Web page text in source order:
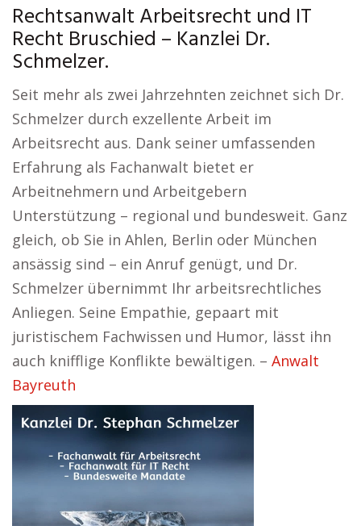
Rechtsanwalt Arbeitsrecht und IT
Recht Bruschied – Kanzlei Dr.
Schmelzer.
Seit mehr als zwei Jahrzehnten zeichnet sich Dr.
Schmelzer durch exzellente Arbeit im
Arbeitsrecht aus. Dank seiner umfassenden
Erfahrung als Fachanwalt bietet er
Arbeitnehmern und Arbeitgebern
Unterstützung – regional und bundesweit. Ganz
gleich, ob Sie in Ahlen, Berlin oder München
ansässig sind – ein Anruf genügt, und Dr.
Schmelzer übernimmt Ihr arbeitsrechtliches
Anliegen. Seine Empathie, gepaart mit
juristischem Fachwissen und Humor, lässt ihn
auch knifflige Konflikte bewältigen. – Anwalt
Bayreuth